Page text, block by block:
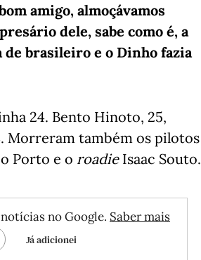
amigo, almoçávamos
dele, sabe como é, a
de brasileiro e o Dinho fazia
24. Bento Hinoto, 25,
Morreram também os pilotos
Porto e o roadieIsaac Souto.
no Google. Saber mais
Já adicionei